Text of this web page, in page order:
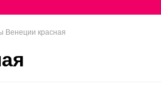
Венеции красная